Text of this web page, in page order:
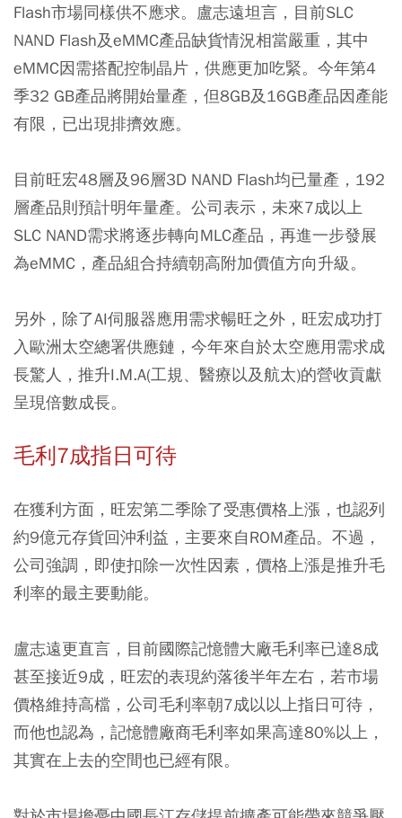
Flash市場同樣供不應求。盧志遠坦言，目前SLC
NAND Flash及eMMC產品缺貨情況相當嚴重，其中
eMMC因需搭配控制晶片，供應更加吃緊。今年第4
季32 GB產品將開始量產，但8GB及16GB產品因產能
有限，已出現排擠效應。
目前旺宏48層及96層3D NAND Flash均已量產，192
層產品則預計明年量產。公司表示，未來7成以上
SLC NAND需求將逐步轉向MLC產品，再進一步發展
為eMMC，產品組合持續朝高附加價值方向升級。
另外，除了AI伺服器應用需求暢旺之外，旺宏成功打
入歐洲太空總署供應鏈，今年來自於太空應用需求成
長驚人，推升I.M.A(工規、醫療以及航太)的營收貢獻
呈現倍數成長。
毛利7成指日可待
在獲利方面，旺宏第二季除了受惠價格上漲，也認列
約9億元存貨回沖利益，主要來自ROM產品。不過，
公司強調，即使扣除一次性因素，價格上漲是推升毛
利率的最主要動能。
盧志遠更直言，目前國際記憶體大廠毛利率已達8成
甚至接近9成，旺宏的表現約落後半年左右，若市場
價格維持高檔，公司毛利率朝7成以以上指日可待，
而他也認為，記憶體廠商毛利率如果高達80%以上，
其實在上去的空間也已經有限。